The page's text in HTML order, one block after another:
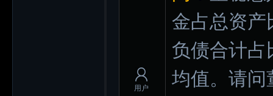
用户
金占总资产
负债合计占
均值。请问